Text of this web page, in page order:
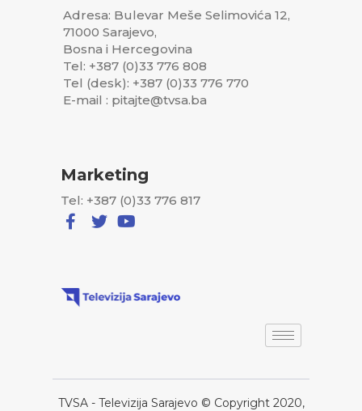
Adresa: Bulevar Meše Selimovića 12,
71000 Sarajevo,
Bosna i Hercegovina
Tel: +387 (0)33 776 808
Tel (desk): +387 (0)33 776 770
E-mail : pitajte@tvsa.ba
Marketing
Tel: +387 (0)33 776 817
TVSA - Televizija Sarajevo © Copyright 2020,